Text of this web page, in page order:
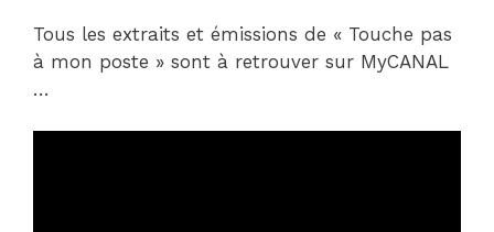
Tous les extraits et émissions de « Touche pas
à mon poste » sont à retrouver sur MyCANAL
…